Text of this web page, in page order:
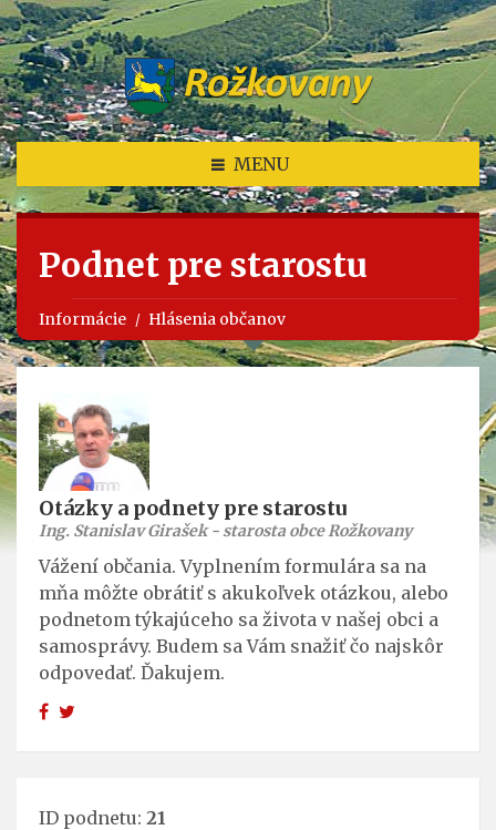
MENU
Podnet pre starostu
Informácie Hlásenia občanov
Otázky a podnety pre starostu
Ing. Stanislav Girašek - starosta obce Rožkovany
Vážení občania. Vyplnením formulára sa na
mňa môžte obrátiť s akukoľvek otázkou, alebo
podnetom týkajúceho sa života v našej obci a
samosprávy. Budem sa Vám snažiť čo najskôr
odpovedať. Ďakujem.
ID podnetu: 21